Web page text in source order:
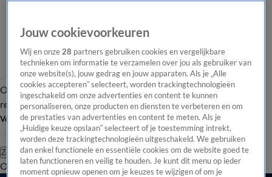
Overzicht Laatste nieuws Regionieuws Het beste van Hart
Tip de
redactie
Volg Hart van Nederland
Zoeken
OverzichtRegioUitzendingenWeerTip de redactiePanelVideo's
Jouw cookievoorkeuren
Wij en onze28 partners gebruiken cookies en vergelijkbare
technieken om informatie te verzamelen over jou als gebruiker van
onze website(s), jouw gedrag en jouw apparaten. Als je „Alle
cookies accepteren” selecteert, worden trackingtechnologieën
ingeschakeld om onze advertenties en content te kunnen
personaliseren, onze producten en diensten te verbeteren en om
de prestaties van advertenties en content te meten. Als je
„Huidige keuze opslaan” selecteert of je toestemming intrekt,
worden deze trackingtechnologieën uitgeschakeld. We gebruiken
dan enkel functionele en essentiële cookies om de website goed te
laten functioneren en veilig te houden. Je kunt dit menu op ieder
moment opnieuw openen om je keuzes te wijzigen of om je